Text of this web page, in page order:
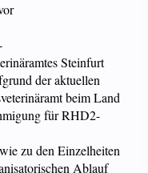
Steinfurt
der aktuellen
beim Land
für RHD2-
zu den Einzelheiten
Ablauf